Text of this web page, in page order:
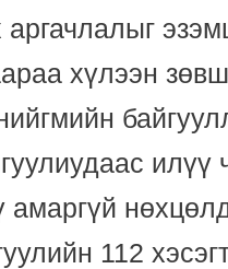
аргачлалыг
хүлээн
илүү
амаргүй
112